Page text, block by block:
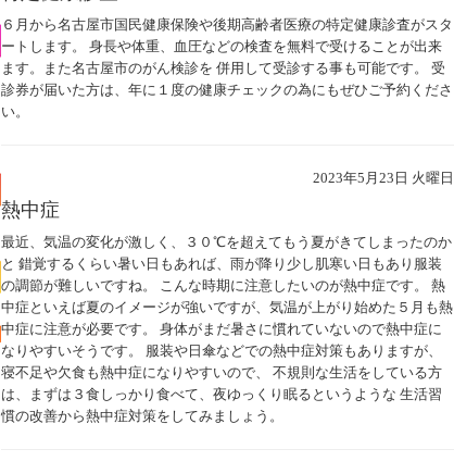
６月から名古屋市国民健康保険や後期高齢者医療の特定健康診査がスタ
ートします。 身長や体重、血圧などの検査を無料で受けることが出来
ます。また名古屋市のがん検診を 併用して受診する事も可能です。 受
診券が届いた方は、年に１度の健康チェックの為にもぜひご予約くださ
い。
2023年5月23日 火曜日
熱中症
最近、気温の変化が激しく、３０℃を超えてもう夏がきてしまったのか
と 錯覚するくらい暑い日もあれば、雨が降り少し肌寒い日もあり服装
の調節が難しいですね。 こんな時期に注意したいのが熱中症です。 熱
中症といえば夏のイメージが強いですが、気温が上がり始めた５月も熱
中症に注意が必要です。 身体がまだ暑さに慣れていないので熱中症に
なりやすいそうです。 服装や日傘などでの熱中症対策もありますが、
寝不足や欠食も熱中症になりやすいので、 不規則な生活をしている方
は、まずは３食しっかり食べて、夜ゆっくり眠るというような 生活習
慣の改善から熱中症対策をしてみましょう。